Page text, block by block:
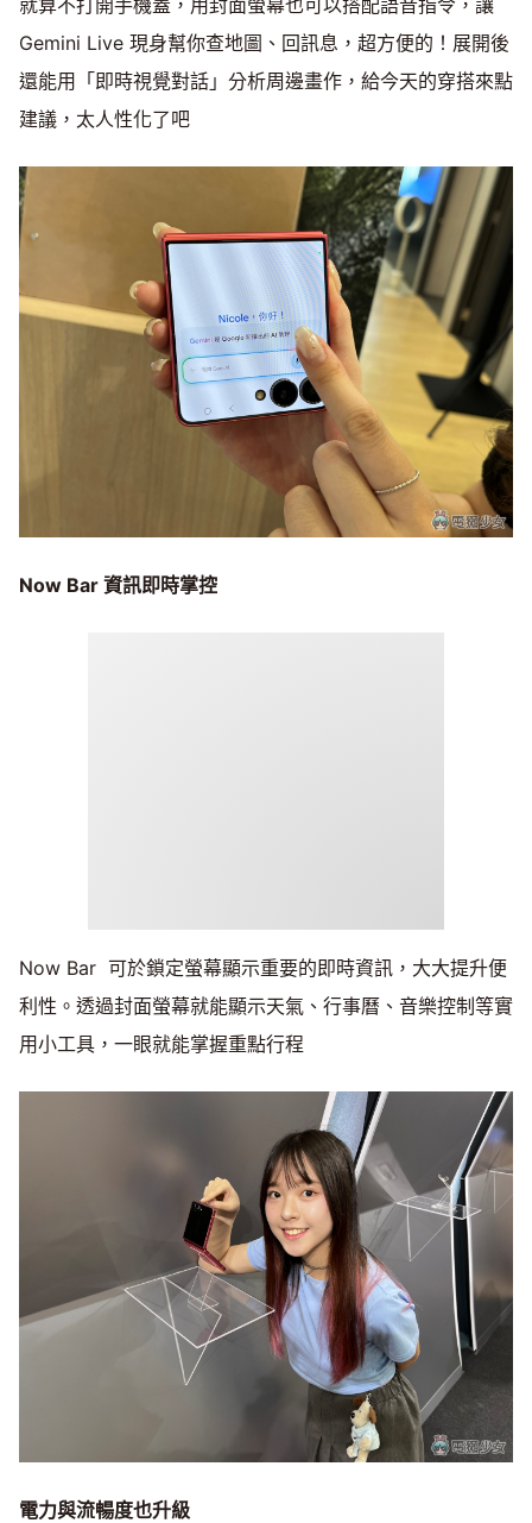
Gemini Live 現身幫你查地圖、回訊息，超方便的！展開後
還能用「即時視覺對話」分析周邊畫作，給今天的穿搭來點
建議，太人性化了吧
Now Bar 資訊即時掌控
Now Bar 可於鎖定螢幕顯示重要的即時資訊，大大提升便
利性。透過封面螢幕就能顯示天氣、行事曆、音樂控制等實
用小工具，一眼就能掌握重點行程
電力與流暢度也升級